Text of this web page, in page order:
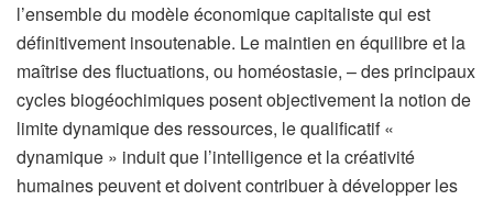
l’ensemble du modèle économique capitaliste qui est
définitivement insoutenable. Le maintien en équilibre et la
maîtrise des fluctuations, ou homéostasie, – des principaux
cycles biogéochimiques posent objectivement la notion de
limite dynamique des ressources, le qualificatif «
dynamique » induit que l’intelligence et la créativité
humaines peuvent et doivent contribuer à développer les